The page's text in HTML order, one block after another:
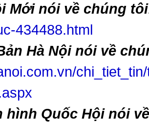
Mới nói về chúng
434488.html
Hà Nội nói về
hình Quốc Hội nói